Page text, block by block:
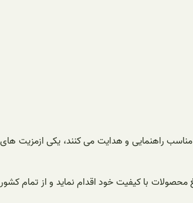
مناسب راهنمایی و هدایت می کنند، یکی ازمزیت های
محصولات با کیفیت خود اقدام نماید و از تمام کشور